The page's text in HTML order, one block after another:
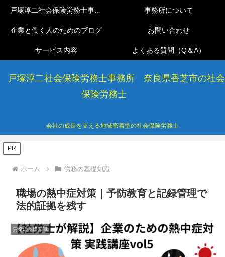
戸塚淳二社会保険労務士事務所 奈良県香芝市の社会
保険労務士
会社の成長を支える地域密着型の社会保険労務士
戸塚淳二社会保険労務士事務所 事務所について
企業と働く人のためのブログ お問い合わせ
サービス内容 よくある質問（Q＆A）
PR
ホーム 労務の基礎知識
職場の熱中症対策｜予防教育と記録管理で
法的証拠を残す
労務の基礎知識